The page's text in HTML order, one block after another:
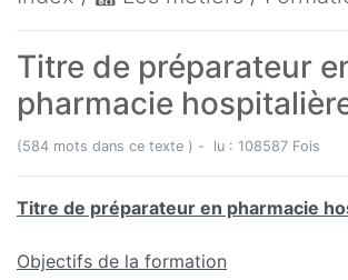
Titre de préparateur
pharmacie
(584 mots dans ce texte ) - lu : 108587 Fois
Titre de préparateur en pharmacie
Objectifs de la formation